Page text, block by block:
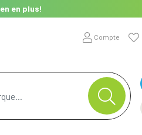
en plus!
Compte